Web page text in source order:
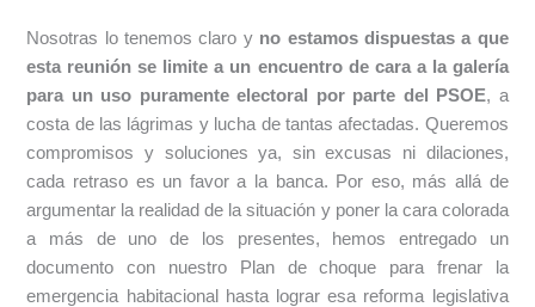
Nosotras lo tenemos claro y no estamos dispuestas a que
esta reunión se limite a un encuentro de cara a la galería
para un uso puramente electoral por parte del PSOE, a
costa de las lágrimas y lucha de tantas afectadas. Queremos
compromisos y soluciones ya, sin excusas ni dilaciones,
cada retraso es un favor a la banca. Por eso, más allá de
argumentar la realidad de la situación y poner la cara colorada
a más de uno de los presentes, hemos entregado un
documento con nuestro Plan de choque para frenar la
emergencia habitacional hasta lograr esa reforma legislativa